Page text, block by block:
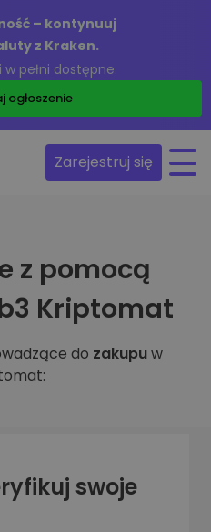
– kontynuuj
z Kraken.
pełni dostępne.
ogłoszenie
Zarejestruj się
z pomocą
Kriptomat
do zakupuw
swoje